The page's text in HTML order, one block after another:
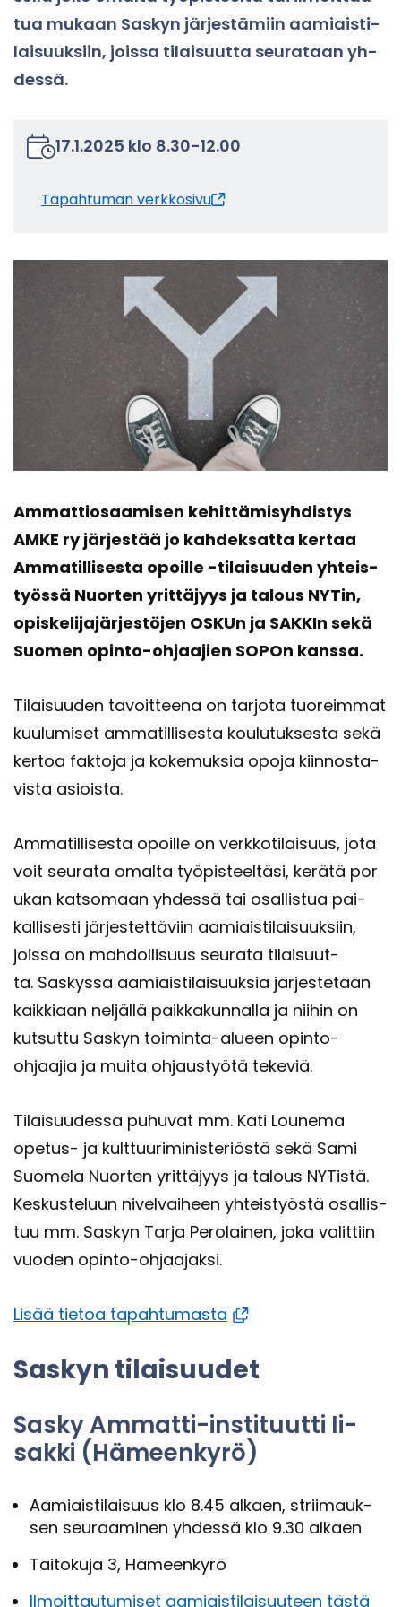
tua mu­kaan Sas­kyn jär­jes­tä­miin aa­miais­ti­
lai­suuk­siin, jois­sa ti­lai­suut­ta seu­ra­taan yh­
des­sä.
17.1.2025 klo 8.30-12.00
Ta­pah­tu­man verk­ko­si­vu
Am­mat­tio­saa­mi­sen ke­hit­tä­mi­syh­dis­tys
AMKE ry jär­jes­tää jo kah­dek­sat­ta ker­taa
Am­ma­til­li­ses­ta opoil­le -​tilaisuuden yh­teis­
työs­sä Nuor­ten yrit­tä­jyys ja ta­lous NYTin,
opis­ke­li­ja­jär­jes­tö­jen OSKUn ja SAK­KIn sekä
Suo­men opinto-​ohjaajien SOPOn kans­sa.
Ti­lai­suu­den ta­voit­tee­na on tar­jo­ta tuo­reim­mat
kuu­lu­mi­set am­ma­til­li­ses­ta kou­lu­tuk­ses­ta sekä
ker­toa fak­to­ja ja ko­ke­muk­sia opoja kiin­nos­ta­
vis­ta asiois­ta.
Am­ma­til­li­ses­ta opoil­le on verk­ko­ti­lai­suus, jota
voit seu­ra­ta omal­ta työ­pis­teel­tä­si, ke­rä­tä po­r
u­kan kat­so­maan yh­des­sä tai osal­lis­tua pai­
kal­li­ses­ti jär­jes­tet­tä­viin aa­miais­ti­lai­suuk­siin,
jois­sa on mah­dol­li­suus seu­ra­ta ti­lai­suut­
ta. Sas­kys­sa aa­miais­ti­lai­suuk­sia jär­jes­te­tään
kaik­ki­aan nel­jäl­lä paik­ka­kun­nal­la ja nii­hin on
kut­sut­tu Sas­kyn toiminta-​alueen opinto-​
ohjaajia ja muita oh­jaus­työ­tä te­ke­viä.
Ti­lai­suu­des­sa pu­hu­vat mm. Kati Lou­ne­ma
opetus-​ ja kult­tuu­ri­mi­nis­te­riös­tä sekä Sami
Suo­me­la Nuor­ten yrit­tä­jyys ja ta­lous NY­Tis­tä.
Kes­kus­te­luun ni­vel­vai­heen yh­teis­työs­tä osal­lis­
tuu mm. Sas­kyn Tarja Pe­ro­lai­nen, joka va­lit­tiin
vuo­den opinto-​ohjaajaksi.
Lisää tie­toa ta­pah­tu­mas­ta
Sas­kyn ti­lai­suu­det
Sasky Ammatti-​instituutti Ii­
sak­ki (Hä­meen­ky­rö)
Aa­miais­ti­lai­suus klo 8.45 al­kaen, strii­mauk­
sen seu­raa­mi­nen yh­des­sä klo 9.30 al­kaen
Tai­to­ku­ja 3, Hä­meen­ky­rö
Il­moit­tau­tu­mi­set aa­miais­ti­lai­suu­teen tästä